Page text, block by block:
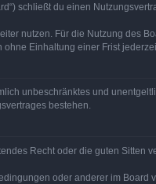
schließt du einen
nutzen. Für die Nutzung des
Einhaltung einer Frist
unbeschränktes und
bestehen.
Recht oder die guten
oder anderer im